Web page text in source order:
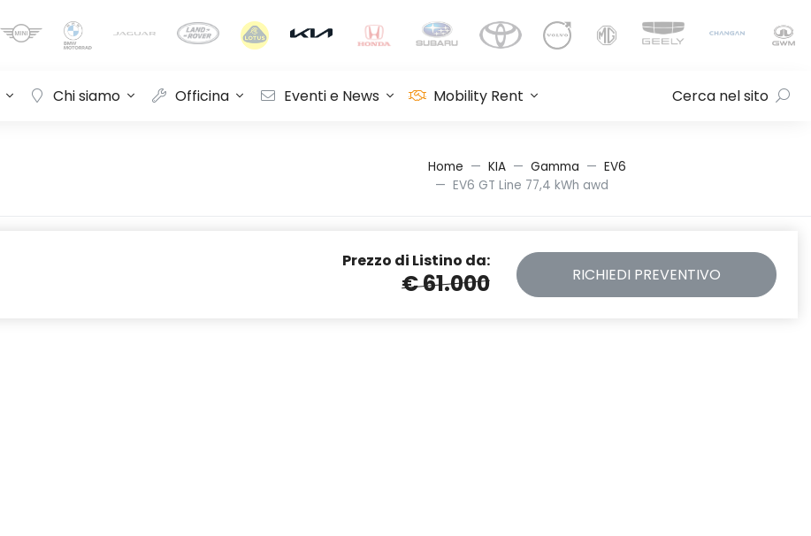
Chi siamo Officina Eventi e News Mobility Rent Cerca nel sito
Home KIA Gamma
EV6
EV6 GT Line 77,4 kWh awd
Prezzo di Listino da:
€ 61.000 RICHIEDI PREVENTIVO